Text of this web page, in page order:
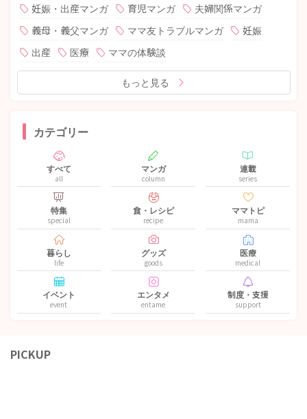
妊娠・出産マンガ 育児マンガ
夫婦関係マンガ
義母・義父マンガ
ママ友トラブルマンガ
妊娠
出産
医療 ママの体験談
もっと見る
カテゴリー
すべて
all
マンガ
column
連載
series
特集
special
食・レシピ
recipe
ママトピ
mama
暮らし
life
グッズ
goods
医療
medical
イベント
event
エンタメ
entame
制度・支援
support
PICKUP